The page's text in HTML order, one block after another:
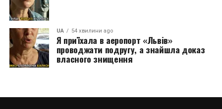
UA 54 хвилини ago
Я приїхала в аеропорт «Львів»
проводжати подругу, а знайшла доказ
власного знищення